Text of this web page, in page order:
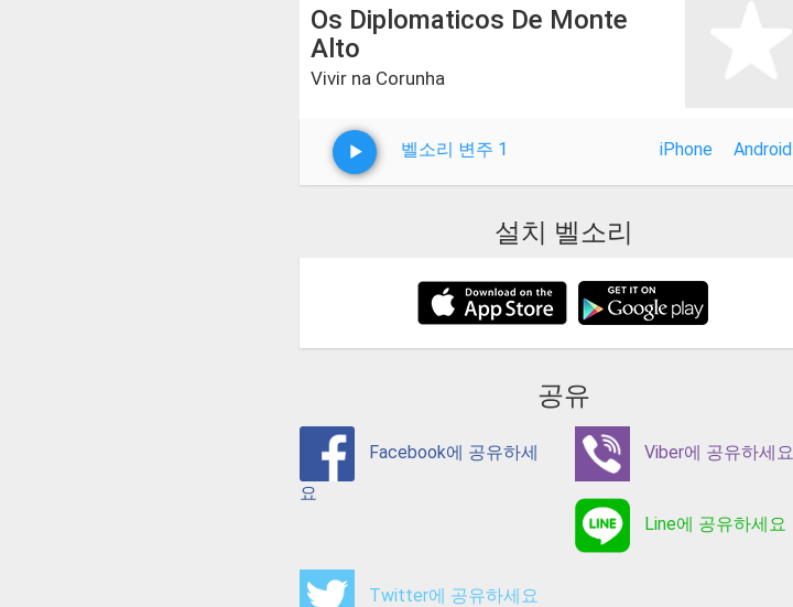
Os Diplomaticos De Monte
Alto
Vivir na Corunha
벨소리 변주 1 iPhone Android
설치 벨소리
공유
Facebook에 공유하세
요
Viber에 공유하세요
Line에 공유하세요
Twitter에 공유하세요